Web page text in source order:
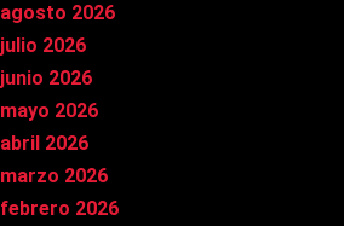
agosto 2026
julio 2026
junio 2026
mayo 2026
abril 2026
marzo 2026
febrero 2026